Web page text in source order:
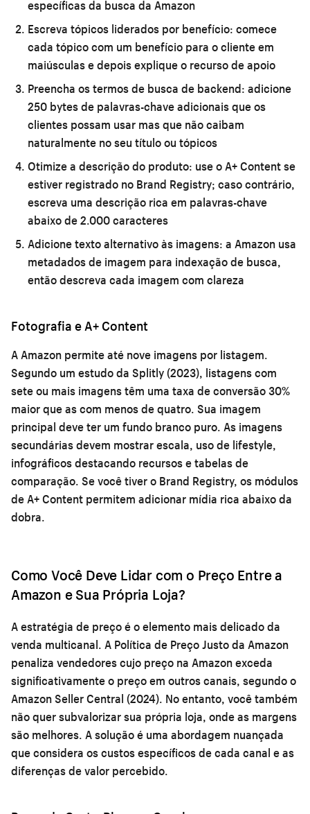
específicas da busca da Amazon
Escreva tópicos liderados por benefício: comece
cada tópico com um benefício para o cliente em
maiúsculas e depois explique o recurso de apoio
Preencha os termos de busca de backend: adicione
250 bytes de palavras-chave adicionais que os
clientes possam usar mas que não caibam
naturalmente no seu título ou tópicos
Otimize a descrição do produto: use o A+ Content se
estiver registrado no Brand Registry; caso contrário,
escreva uma descrição rica em palavras-chave
abaixo de 2.000 caracteres
Adicione texto alternativo às imagens: a Amazon usa
metadados de imagem para indexação de busca,
então descreva cada imagem com clareza
Fotografia e A+ Content
A Amazon permite até nove imagens por listagem.
Segundo um estudo da Splitly (2023), listagens com
sete ou mais imagens têm uma taxa de conversão 30%
maior que as com menos de quatro. Sua imagem
principal deve ter um fundo branco puro. As imagens
secundárias devem mostrar escala, uso de lifestyle,
infográficos destacando recursos e tabelas de
comparação. Se você tiver o Brand Registry, os módulos
de A+ Content permitem adicionar mídia rica abaixo da
dobra.
Como Você Deve Lidar com o Preço Entre a
Amazon e Sua Própria Loja?
A estratégia de preço é o elemento mais delicado da
venda multicanal. A Política de Preço Justo da Amazon
penaliza vendedores cujo preço na Amazon exceda
significativamente o preço em outros canais, segundo o
Amazon Seller Central (2024). No entanto, você também
não quer subvalorizar sua própria loja, onde as margens
são melhores. A solução é uma abordagem nuançada
que considera os custos específicos de cada canal e as
diferenças de valor percebido.